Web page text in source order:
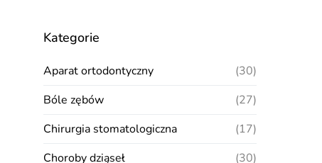
Kategorie
Aparat ortodontyczny
(30)
Bóle zębów
(27)
Chirurgia stomatologiczna
(17)
Choroby dziąseł
(30)